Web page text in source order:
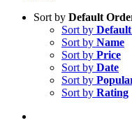
Sort by Default
Sort by
Sort by Name
Sort by Price
Sort by Date
Sort by
Sort by Rating